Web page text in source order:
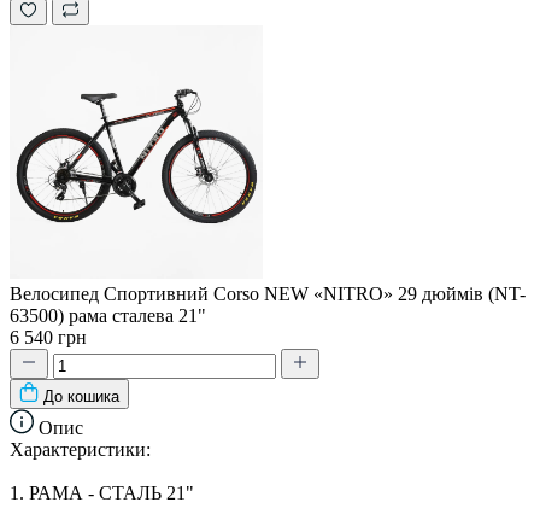
Велоcипед Спортивний Corso NEW «NITRO» 29 дюймів (NT-
63500) рама сталева 21"
6 540 грн
До кошика
Опис
Характеристики:
1. РАМА - СТАЛЬ 21"